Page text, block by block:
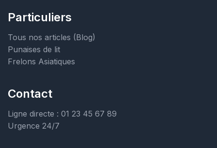
Particuliers
Tous nos articles (Blog)
Punaises de lit
Frelons Asiatiques
Contact
Ligne directe : 01 23 45 67 89
Urgence 24/7